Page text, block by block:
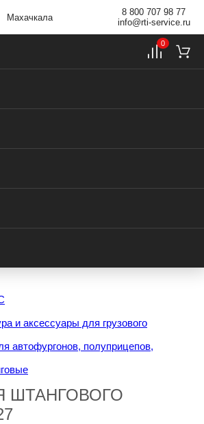
Махачкала
8 800 707 98 77
info@rti-service.ru
0
и аксессуары для грузового
автофургонов, полуприцепов,
ШТАНГОВОГО